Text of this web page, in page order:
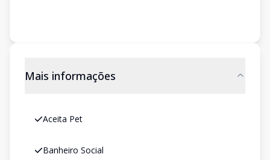
Mais informações
Aceita Pet
Banheiro Social